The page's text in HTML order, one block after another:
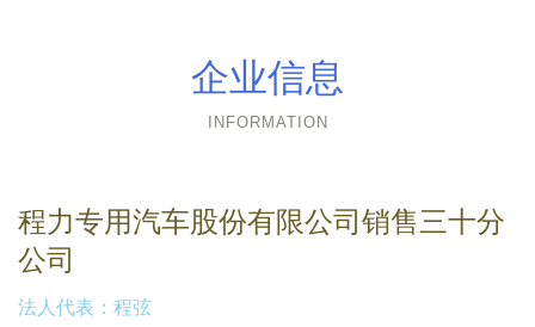
企业信息
INFORMATION
程力专用汽车股份有限公司销售三十分
公司
法人代表： 程弦